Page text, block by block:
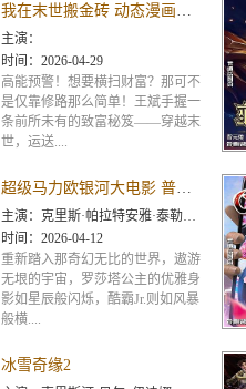
我在末世搬金砖 动态漫画第一季
主演：
时间： 2026-04-29
高能预警！想要横扫财富？那可不
是仅靠修路那么简单！王斌手握一
条前所未有的致富秘笈——穿越末
世，运送....
超级马力欧银河大电影 普通话版
主演： 克里斯·帕拉特安雅·泰勒-乔伊查理·戴杰克·布莱克布丽·拉尔森本·萨弗迪唐纳德·格洛弗科甘-迈克尔·
时间： 2026-04-12
重新踏入那奇幻无比的世界，遨游
无垠的宇宙，罗莎塔公主的优雅身
影如星辰般闪烁，酷霸Jr.则如风暴
般横....
冰雪奇缘2